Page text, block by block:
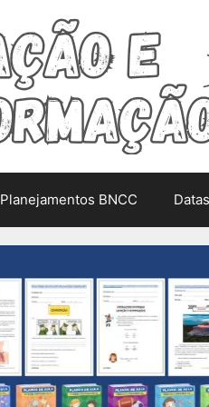
Planejamentos BNCC